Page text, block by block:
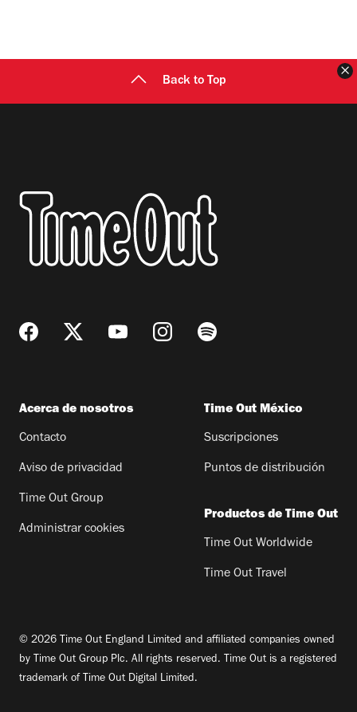
Back to Top
Acerca de nosotros
Contacto
Aviso de privacidad
Time Out Group
Administrar cookies
Time Out México
Suscripciones
Puntos de distribución
Productos de Time Out
Time Out Worldwide
Time Out Travel
© 2026 Time Out England Limited and affiliated companies owned
by Time Out Group Plc. All rights reserved. Time Out is a registered
trademark of Time Out Digital Limited.